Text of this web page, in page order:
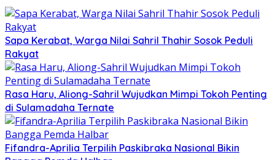
Sapa Kerabat, Warga Nilai Sahril Thahir Sosok Peduli
Rakyat
Rasa Haru, Aliong-Sahril Wujudkan Mimpi Tokoh Penting
di Sulamadaha Ternate
Fifandra-Aprilia Terpilih Paskibraka Nasional Bikin